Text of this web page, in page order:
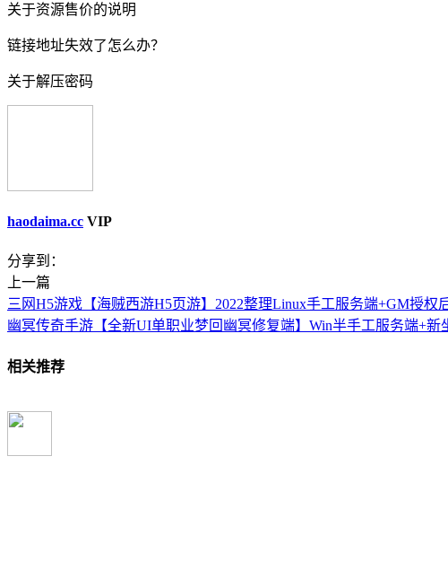
关于资源售价的说明
链接地址失效了怎么办？
关于解压密码
haodaima.cc VIP
分享到：
上一篇
三网H5游戏【海贼西游H5页游】2022整理Linux手工服务端+GM授权
幽冥传奇手游【全新UI单职业梦回幽冥修复端】Win半手工服务端+新
相关推荐